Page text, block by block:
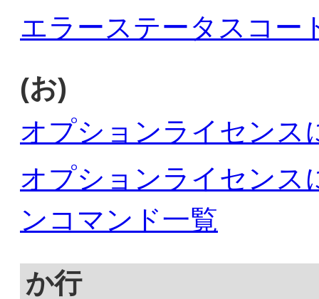
エラーステータスコー
(お)
オプションライセンス
オプションライセンス
ンコマンド一覧
か行